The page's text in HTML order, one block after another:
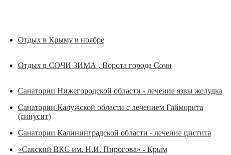
Отдых в Крыму в ноябре
Отдых в СОЧИ ЗИМА , Ворота города Сочи
Санатории Нижегородской области - лечение язвы желудка
Санатории Калужской области с лечением Гайморита
(синусит)
Санатории Калининградской области - лечение цистита
«Сакский ВКС им. Н.И. Пирогова» - Крым